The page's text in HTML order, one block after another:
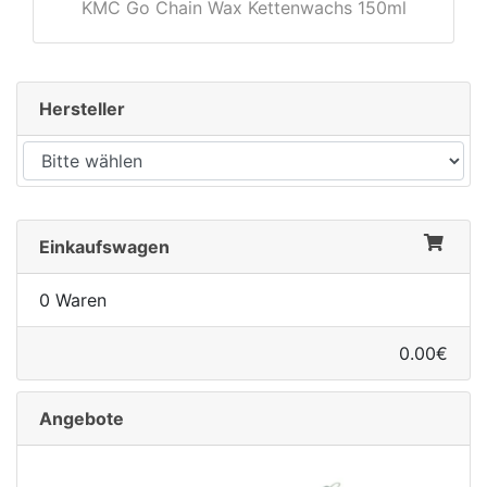
KMC Go Chain Wax Kettenwachs 150ml
Hersteller
Einkaufswagen
0 Waren
0.00€
Angebote